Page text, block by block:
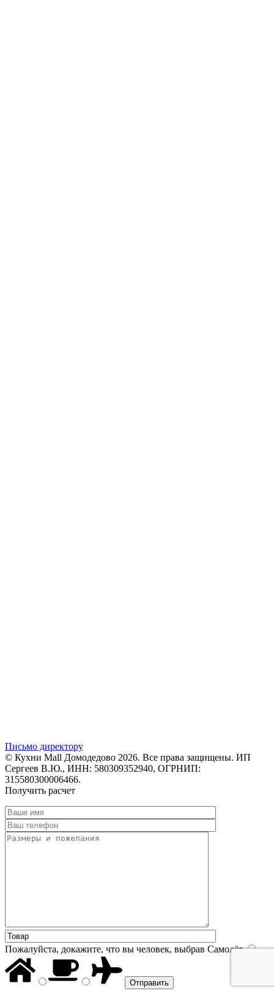
Письмо директору
© Кухни Mall Домодедово 2026. Все права защищены. ИП
Сергеев В.Ю., ИНН: 580309352940, ОГРНИП:
315580300006466.
Получить расчет
Пожалуйста, докажите, что вы человек, выбрав Самолёт.